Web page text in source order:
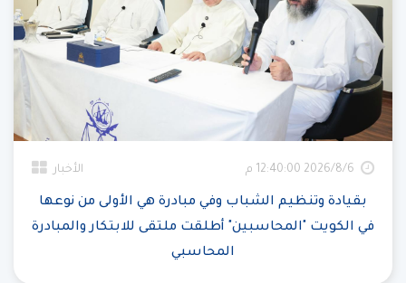
6‏‏/8‏‏/2026 12:40:00 م الأخبار
بقيادة وتنظيم الشباب وفي مبادرة هي الأولى من نوعها
في الكويت "المحاسبين" أطلقت ملتقى للابتكار والمبادرة
المحاسبي